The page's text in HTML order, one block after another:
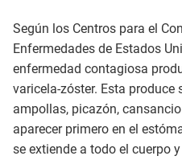
Según los Centros para el
Enfermedades de Estados
enfermedad contagiosa
varicela-zóster. Esta
ampollas, picazón,
aparecer primero en el
se extiende a todo el cuerpo